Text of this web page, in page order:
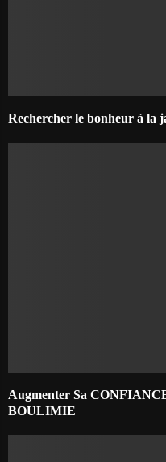
Rechercher le bonheur à la
Augmenter Sa
BOULIMIE